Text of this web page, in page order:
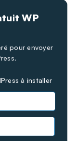
nous vous aider ?
WP
pour envoyer
à installer